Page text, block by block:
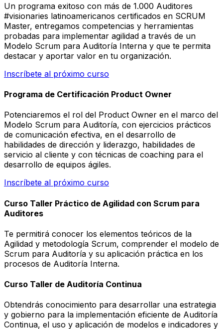
Un programa exitoso con más de 1.000 Auditores
#visionaries latinoamericanos certificados en SCRUM
Master, entregamos competencias y herramientas
probadas para implementar agilidad a través de un
Modelo Scrum para Auditoría Interna y que te permita
destacar y aportar valor en tu organización.
Inscríbete al próximo curso
Programa de Certificación Product Owner
Potenciaremos el rol del Product Owner en el marco del
Modelo Scrum para Auditoría, con ejercicios prácticos
de comunicación efectiva, en el desarrollo de
habilidades de dirección y liderazgo, habilidades de
servicio al cliente y con técnicas de coaching para el
desarrollo de equipos ágiles.
Inscríbete al próximo curso
Curso Taller Práctico de Agilidad con Scrum para
Auditores
Te permitirá conocer los elementos teóricos de la
Agilidad y metodología Scrum, comprender el modelo de
Scrum para Auditoría y su aplicación práctica en los
procesos de Auditoría Interna.
Curso Taller de Auditoría Continua
Obtendrás conocimiento para desarrollar una estrategia
y gobierno para la implementación eficiente de Auditoría
Continua, el uso y aplicación de modelos e indicadores y